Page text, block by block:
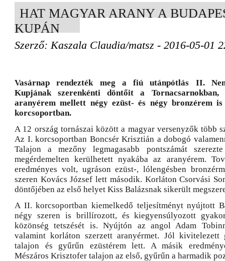
HAT MAGYAR ARANY A
KUPÁN
Szerző: Kaszala Claudia/matsz - 2016-05-01
Vasárnap rendezték meg a fiú utánpótlás II.
Kupjának szerenkénti döntőit a
aranyérem mellett négy ezüst- és négy bronzérem
korcsoportban.
A 12 ország tornászai között a magyar versenyzők több
Az I. korcsoportban Boncsér Krisztián a dobogó
Talajon a mezőny legmagasabb pontszámát
megérdemelten kerülhetett nyakába az aranyérem.
eredményes volt, ugráson ezüst-, lólengésben
szeren Kovács József lett második. Korláton Csorvási
döntőjében az első helyet Kiss Balázsnak sikerült
A II. korcsoportban kiemelkedő teljesítményt nyújtott
négy szeren is brillírozott, és kiegyensúlyozott
közönség tetszését is. Nyújtón az angol Adam
valamint korláton szerzett aranyérmet. Jól kivitelezett
talajon és gyűrűn ezüstérem lett. A másik
Mészáros Krisztofer talajon az első, gyűrűn a harmadik